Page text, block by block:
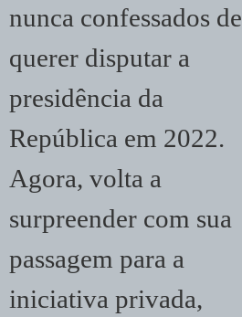
nunca confessados de
querer disputar a
presidência da
República em 2022.
Agora, volta a
surpreender com sua
passagem para a
iniciativa privada,